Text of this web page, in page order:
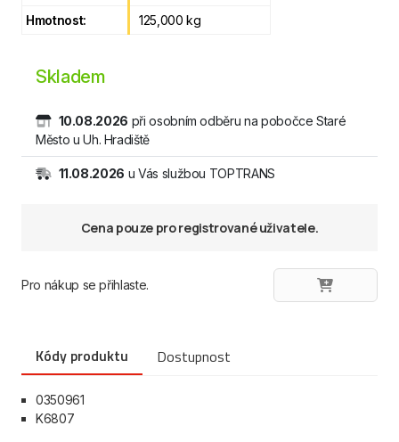
Hmotnost:
125,000 kg
Skladem
10.08.2026 při osobním odběru na pobočce Staré
Město u Uh. Hradiště
11.08.2026 u Vás službou TOPTRANS
Cena pouze pro registrované uživatele.
Pro nákup se přihlaste.
Kódy produktu Dostupnost
0350961
K6807